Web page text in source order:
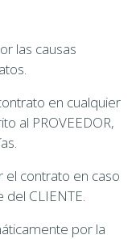
las causas
en cualquier
al PROVEEDOR,
el contrato en caso
CLIENTE.
por la